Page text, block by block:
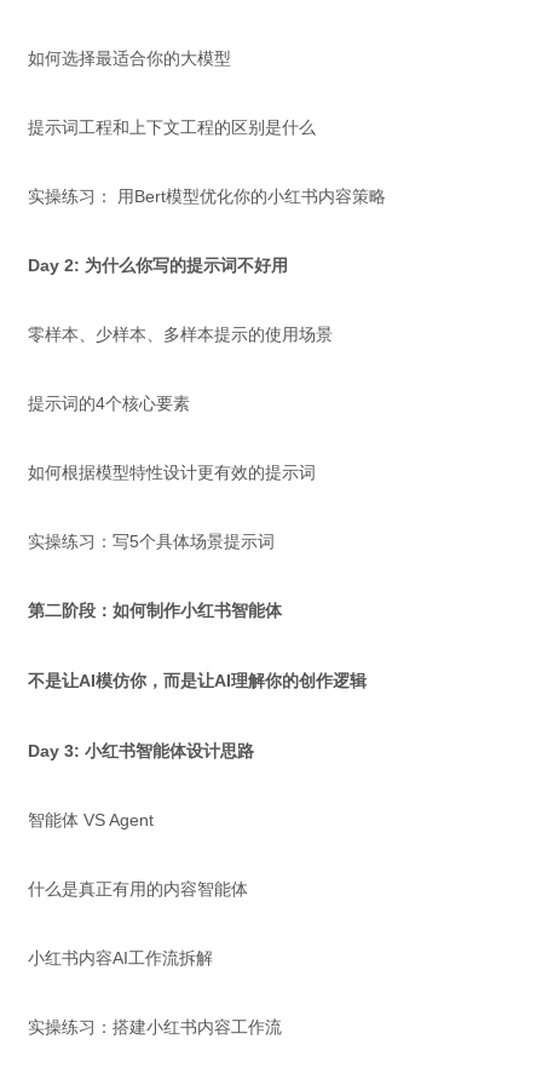
如何选择最适合你的大模型
提示词工程和上下文工程的区别是什么
实操练习： 用Bert模型优化你的小红书内容策略
Day 2: 为什么你写的提示词不好用
零样本、少样本、多样本提示的使用场景
提示词的4个核心要素
如何根据模型特性设计更有效的提示词
实操练习：写5个具体场景提示词
第二阶段：如何制作小红书智能体
不是让AI模仿你，而是让AI理解你的创作逻辑
Day 3: 小红书智能体设计思路
智能体 VS Agent
什么是真正有用的内容智能体
小红书内容AI工作流拆解
实操练习：搭建小红书内容工作流